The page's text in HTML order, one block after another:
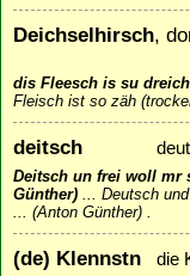
Deichselhirsch,
dis Fleesch is su
Fleisch ist so zäh
deitsch
Deitsch un frei woll mr
Günther)
Deutsch
... (Anton Günther) .
(de) Klennstn die